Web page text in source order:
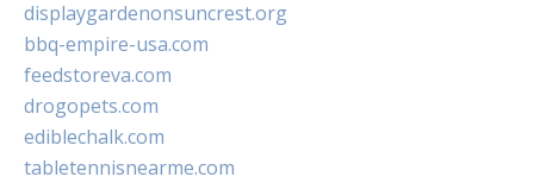
displaygardenonsuncrest.org
bbq-empire-usa.com
feedstoreva.com
drogopets.com
ediblechalk.com
tabletennisnearme.com